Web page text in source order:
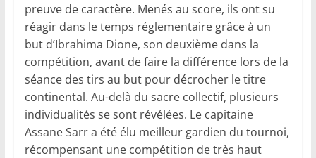
preuve de caractère. Menés au score, ils ont su
réagir dans le temps réglementaire grâce à un
but d’Ibrahima Dione, son deuxième dans la
compétition, avant de faire la différence lors de la
séance des tirs au but pour décrocher le titre
continental. Au-delà du sacre collectif, plusieurs
individualités se sont révélées. Le capitaine
Assane Sarr a été élu meilleur gardien du tournoi,
récompensant une compétition de très haut